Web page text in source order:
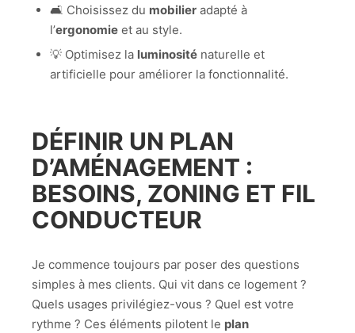
🛋️ Choisissez du mobilieradapté à
l’ergonomieet au style.
💡 Optimisez la luminositénaturelle et
artificielle pour améliorer la fonctionnalité.
DÉFINIR UN PLAN
D’AMÉNAGEMENT :
BESOINS, ZONING ET FIL
CONDUCTEUR
Je commence toujours par poser des questions
simples à mes clients. Qui vit dans ce logement ?
Quels usages privilégiez-vous ? Quel est votre
rythme ? Ces éléments pilotent le plan